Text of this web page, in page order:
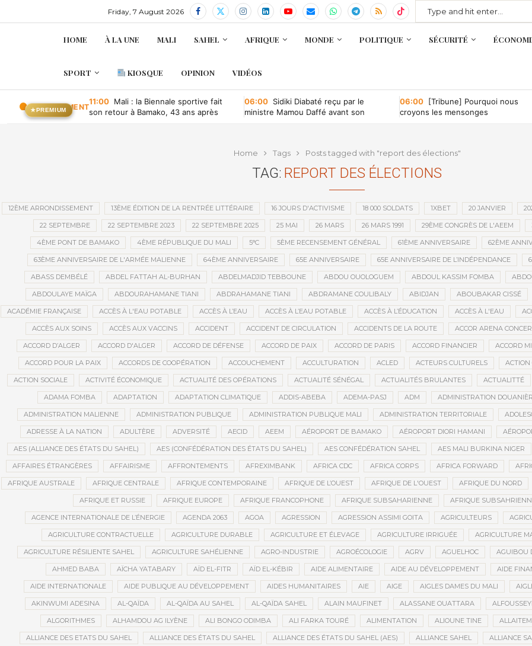
Friday, 7 August 2026
HOME À LA UNE MALI SAHEL AFRIQUE MONDE POLITIQUE SÉCURITÉ
SPORT KIOSQUE OPINION VIDÉOS
EN CE MOMENT
★PREMIUM
11:00 Mali : la Biennale sportive fait
son retour à Bamako, 43 ans après
06:00 Sidiki Diabaté reçu par le
ministre Mamou Daffé avant son
06:00 [Tribune] Pourquoi nous
croyons les mensonges
Home Tags Posts tagged with "report des élections"
TAG: REPORT DES ÉLECTIONS
12ÈME ARRONDISSEMENT 13ÈME ÉDITION DE LA RENTRÉE LITTÉRAIRE 16 JOURS D'ACTIVISME 18 000 SOLDATS 1XBET 20 JANVIER
22 SEPTEMBRE 22 SEPTEMBRE 2023 22 SEPTEMBRE 2025 25 MAI 26 MARS 26 MARS 1991 29ÈME CONGRÈS DE L'AEEM
4ÈME PONT DE BAMAKO 4ÈME RÉPUBLIQUE DU MALI 5°C 5ÈME RECENSEMENT GÉNÉRAL 61ÈME ANNIVERSAIRE 62ÈME
63ÈME ANNIVERSAIRE DE L'ARMÉE MALIENNE 64ÈME ANNIVERSAIRE 65E ANNIVERSAIRE 65E ANNIVERSAIRE DE L’INDÉPENDANCE
ABASS DEMBÉLÉ ABDEL FATTAH AL-BURHAN ABDELMADJID TEBBOUNE ABDOU OUOLOGUEM ABDOUL KASSIM FOMBA
ABDOULAYE MAÏGA ABDOURAHAMANE TIANI ABDRAHAMANE TIANI ABDRAMANE COULIBALY ABIDJAN ABOUBAKAR CISSÉ
ACADÉMIE FRANÇAISE ACCÈS À L'EAU POTABLE ACCÈS À L’EAU ACCÈS À L’EAU POTABLE ACCÈS À L’ÉDUCATION ACCÈS À L'EAU
ACCÈS AUX SOINS ACCÈS AUX VACCINS ACCIDENT ACCIDENT DE CIRCULATION ACCIDENTS DE LA ROUTE ACCOR ARENA
ACCORD D’ALGER ACCORD D'ALGER ACCORD DE DÉFENSE ACCORD DE PAIX ACCORD DE PARIS ACCORD FINANCIER ACCORD
ACCORD POUR LA PAIX ACCORDS DE COOPÉRATION ACCOUCHEMENT ACCULTURATION ACLED ACTEURS CULTURELS ACTION
ACTION SOCIALE ACTIVITÉ ÉCONOMIQUE ACTUALITÉ DES OPÉRATIONS ACTUALITÉ SÉNÉGAL ACTUALITÉS BRULANTES ACTUALITTÉ
ADAMA FOMBA ADAPTATION ADAPTATION CLIMATIQUE ADDIS-ABEBA ADEMA-PASJ ADM ADMINISTRATION
ADMINISTRATION MALIENNE ADMINISTRATION PUBLIQUE ADMINISTRATION PUBLIQUE MALI ADMINISTRATION TERRITORIALE
ADRESSE À LA NATION ADULTÈRE ADVERSITÉ AECID AEEM AÉROPORT DE BAMAKO AÉROPORT DIORI HAMANI
AES (ALLIANCE DES ÉTATS DU SAHEL) AES (CONFÉDÉRATION DES ÉTATS DU SAHEL) AES CONFÉDÉRATION SAHEL AES MALI BURKINA NIGER
AFFAIRES ÉTRANGÈRES AFFAIRISME AFFRONTEMENTS AFREXIMBANK AFRICA CDC AFRICA CORPS AFRICA FORWARD
AFRIQUE AUSTRALE AFRIQUE CENTRALE AFRIQUE CONTEMPORAINE AFRIQUE DE L’OUEST AFRIQUE DE L'OUEST AFRIQUE DU NORD
AFRIQUE ET RUSSIE AFRIQUE EUROPE AFRIQUE FRANCOPHONE AFRIQUE SUBSAHARIENNE AFRIQUE
AGENCE INTERNATIONALE DE L’ÉNERGIE AGENDA 2063 AGOA AGRESSION AGRESSION ASSIMI GOITA AGRICULTEURS
AGRICULTURE CONTRACTUELLE AGRICULTURE DURABLE AGRICULTURE ET ÉLEVAGE AGRICULTURE IRRIGUÉE AGRICULTURE
AGRICULTURE RÉSILIENTE SAHEL AGRICULTURE SAHÉLIENNE AGRO-INDUSTRIE AGROÉCOLOGIE AGRV AGUELHOC AGUIBOU
AHMED BABA AÏCHA YATABARY AÏD EL-FITR AÏD EL-KÉBIR AIDE ALIMENTAIRE AIDE AU DÉVELOPPEMENT AIDE
AIDE INTERNATIONALE AIDE PUBLIQUE AU DÉVELOPPEMENT AIDES HUMANITAIRES AIE AIGE AIGLES DAMES DU MALI
AKINWUMI ADESINA AL-QAÏDA AL-QAÏDA AU SAHEL AL-QAÏDA SAHEL ALAIN MAUFINET ALASSANE OUATTARA
ALGORITHMES ALHAMDOU AG ILYÈNE ALI BONGO ODIMBA ALI FARKA TOURÉ ALIMENTATION ALIOUNE TINE
ALLIANCE DES ETATS DU SAHEL ALLIANCE DES ÉTATS DU SAHEL ALLIANCE DES ÉTATS DU SAHEL (AES) ALLIANCE SAHEL ALLIANCE